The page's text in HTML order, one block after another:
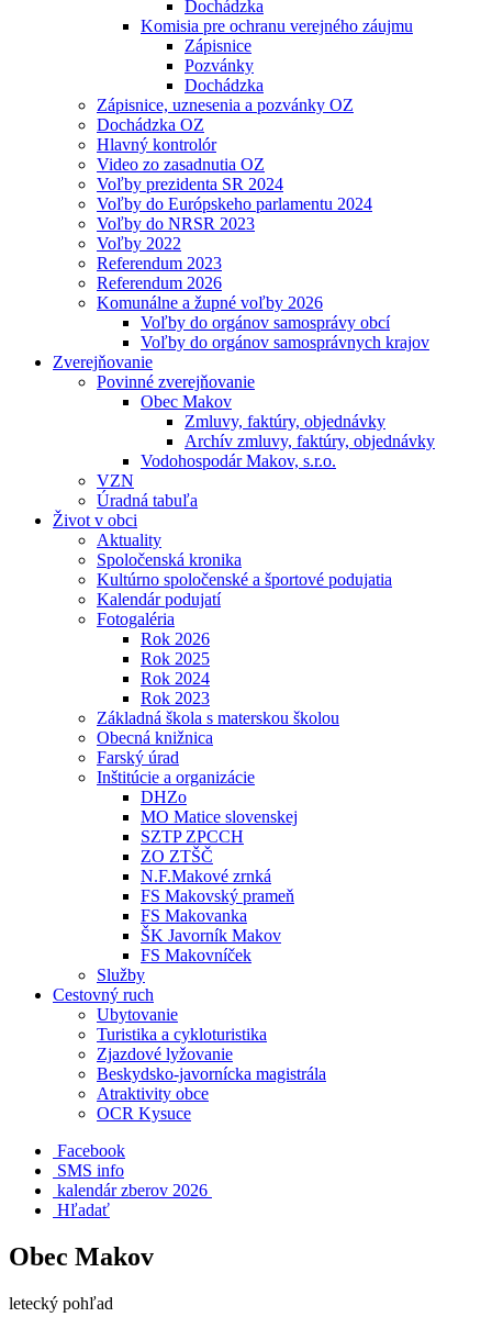
Dochádzka
Komisia pre ochranu verejného záujmu
Zápisnice
Pozvánky
Dochádzka
Zápisnice, uznesenia a pozvánky OZ
Dochádzka OZ
Hlavný kontrolór
Video zo zasadnutia OZ
Voľby prezidenta SR 2024
Voľby do Európskeho parlamentu 2024
Voľby do NRSR 2023
Voľby 2022
Referendum 2023
Referendum 2026
Komunálne a župné voľby 2026
Voľby do orgánov samosprávy obcí
Voľby do orgánov samosprávnych krajov
Zverejňovanie
Povinné zverejňovanie
Obec Makov
Zmluvy, faktúry, objednávky
Archív zmluvy, faktúry, objednávky
Vodohospodár Makov, s.r.o.
VZN
Úradná tabuľa
Život v obci
Aktuality
Spoločenská kronika
Kultúrno spoločenské a športové podujatia
Kalendár podujatí
Fotogaléria
Rok 2026
Rok 2025
Rok 2024
Rok 2023
Základná škola s materskou školou
Obecná knižnica
Farský úrad
Inštitúcie a organizácie
DHZo
MO Matice slovenskej
SZTP ZPCCH
ZO ZTŠČ
N.F.Makové zrnká
FS Makovský prameň
FS Makovanka
ŠK Javorník Makov
FS Makovníček
Služby
Cestovný ruch
Ubytovanie
Turistika a cykloturistika
Zjazdové lyžovanie
Beskydsko-javornícka magistrála
Atraktivity obce
OCR Kysuce
Facebook
SMS info
​ kalendár zberov 2026
Hľadať
Obec Makov
letecký pohľad